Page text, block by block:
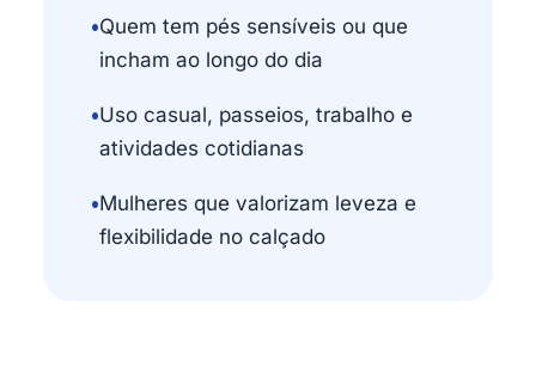
•Quem tem pés sensíveis ou que
incham ao longo do dia
•Uso casual, passeios, trabalho e
atividades cotidianas
•Mulheres que valorizam leveza e
flexibilidade no calçado